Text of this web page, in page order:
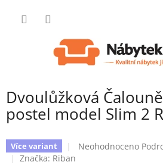
Dvoulůžková
postel model Slim 2
Více variant
Průměrné
Neohodnoceno
Značka: Riban